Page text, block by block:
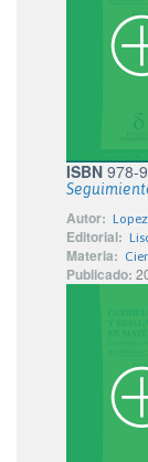
ISBN 978-
Autor:
Editorial:
Materia:
Publicado: